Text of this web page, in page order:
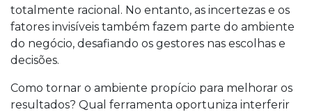
totalmente racional. No entanto, as incertezas e os
fatores invisíveis também fazem parte do ambiente
do negócio, desafiando os gestores nas escolhas e
decisões.
Como tornar o ambiente propício para melhorar os
resultados? Qual ferramenta oportuniza interferir